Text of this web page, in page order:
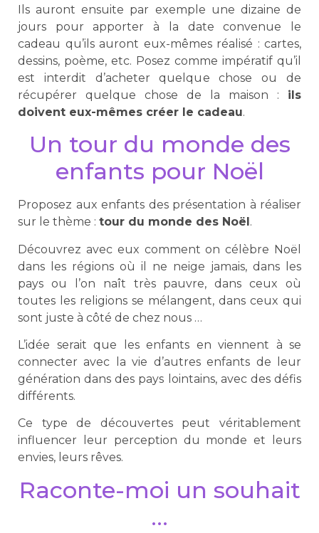
Ils auront ensuite par exemple une dizaine de
jours pour apporter à la date convenue le
cadeau qu’ils auront eux-mêmes réalisé : cartes,
dessins, poème, etc. Posez comme impératif qu’il
est interdit d’acheter quelque chose ou de
récupérer quelque chose de la maison : ils
doivent eux-mêmes créer le cadeau.
Un tour du monde des
enfants pour Noël
Proposez aux enfants des présentation à réaliser
sur le thème : tour du monde des Noël.
Découvrez avec eux comment on célèbre Noël
dans les régions où il ne neige jamais, dans les
pays ou l’on naît très pauvre, dans ceux où
toutes les religions se mélangent, dans ceux qui
sont juste à côté de chez nous …
L’idée serait que les enfants en viennent à se
connecter avec la vie d’autres enfants de leur
génération dans des pays lointains, avec des défis
différents.
Ce type de découvertes peut véritablement
influencer leur perception du monde et leurs
envies, leurs rêves.
Raconte-moi un souhait
…